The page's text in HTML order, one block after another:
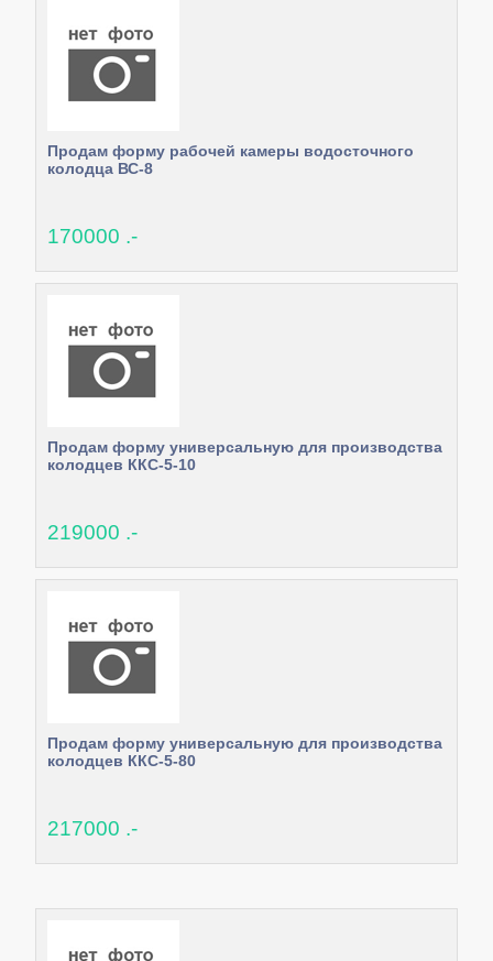
Продам форму рабочей камеры водосточного
колодца ВС-8
170000 .-
Продам форму универсальную для производства
колодцев ККС-5-10
219000 .-
Продам форму универсальную для производства
колодцев ККС-5-80
217000 .-